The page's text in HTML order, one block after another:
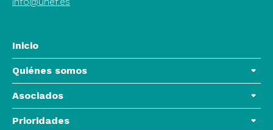
Inicio
Quiénes somos
Asociados
Prioridades